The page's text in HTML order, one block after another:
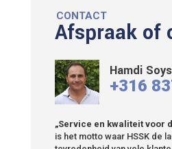
CONTACT
Afspraak of
Hamdi
+316
„Service en kwaliteit voor
is het motto waar HSSK de